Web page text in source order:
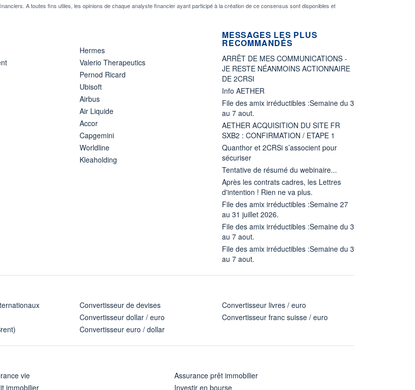
A toutes fins utiles, les opinions de chaque analyste financier ayant participé à la création de ce consensus sont disponibles et
Hermes
Valerio Therapeutics
Pernod Ricard
Ubisoft
Airbus
Air Liquide
Accor
Capgemini
Worldline
Kleaholding
MESSAGES LES PLUS
RECOMMANDÉS
ARRÊT DE MES COMMUNICATIONS -
JE RESTE NÉANMOINS ACTIONNAIRE
DE 2CRSI
Info AETHER
File des amix irréductibles :Semaine du 3
au 7 aout.
AETHER ACQUISITION DU SITE FR
SXB2 : CONFIRMATION / ETAPE 1
Quanthor et 2CRSi s’associent pour
sécuriser
Tentative de résumé du webinaire...
Après les contrats cadres, les Lettres
d'intention ! Rien ne va plus.
File des amix irréductibles :Semaine 27
au 31 juillet 2026.
File des amix irréductibles :Semaine du 3
au 7 aout.
File des amix irréductibles :Semaine du 3
au 7 aout.
Convertisseur de devises
Convertisseur dollar / euro
Convertisseur euro / dollar
Convertisseur livres / euro
Convertisseur franc suisse / euro
vie
immobilier
Assurance prêt immobilier
Investir en bourse